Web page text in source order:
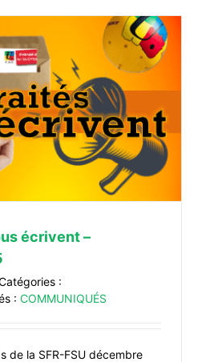
écrivent –
:
: COMMUNIQUÉS
de la SFR-FSU décembre